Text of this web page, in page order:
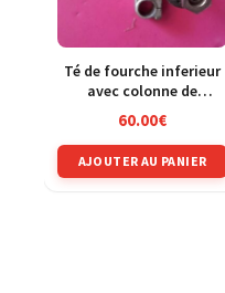
Té de fourche inferieur
avec colonne de
direction KTM 80 mx
1984 1985 1986
60.00€
AJOUTER AU PANIER